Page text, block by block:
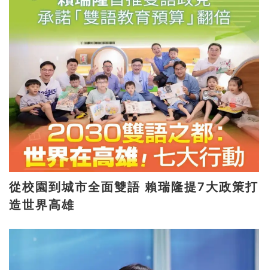
從校園到城市全面雙語 賴瑞隆提7大政策打
造世界高雄